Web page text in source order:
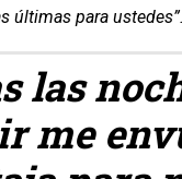
últimas para ustedes”.
las
me